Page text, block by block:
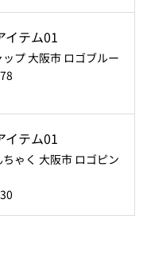
ップ 大阪市 ロゴブルー
ちゃく 大阪市 ロゴピン